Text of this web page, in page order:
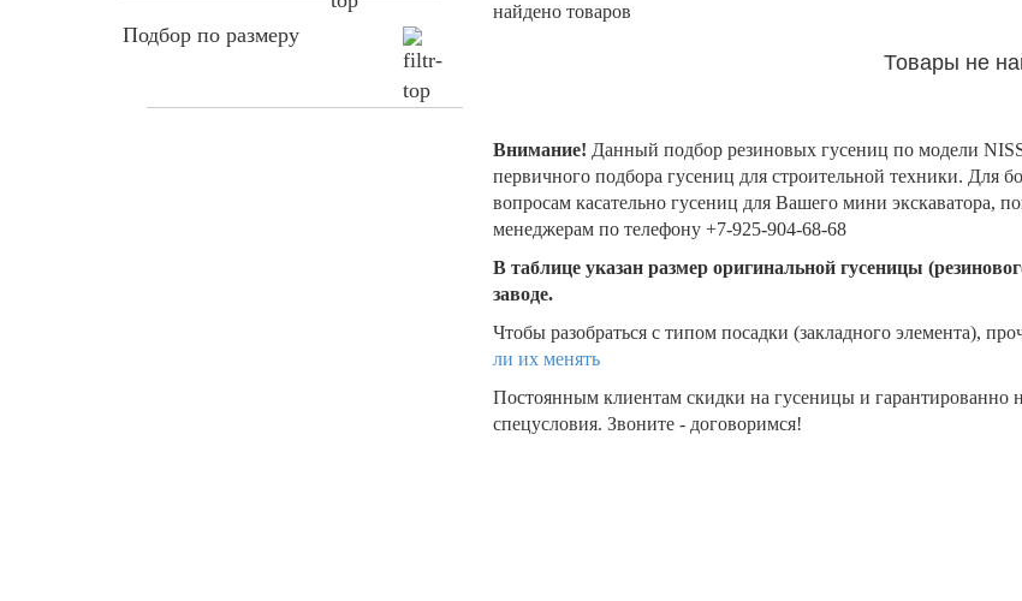
Подбор по размеру
найдено товаров
Товары не
Внимание! Данный подбор резиновых гусениц по модели
первичного подбора гусениц для строительной техники. Для
вопросам касательно гусениц для Вашего мини экскаватора,
менеджерам по телефону +7-925-904-68-68
В таблице указан размер оригинальной гусеницы
заводе.
Чтобы разобраться с типом посадки (закладного элемента),
ли их менять
Постоянным клиентам скидки на гусеницы и
спецусловия. Звоните - договоримся!